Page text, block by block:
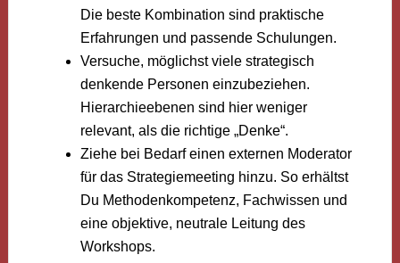
Die beste Kombination sind praktische
Erfahrungen und passende Schulungen.
Versuche, möglichst viele strategisch
denkende Personen einzubeziehen.
Hierarchieebenen sind hier weniger
relevant, als die richtige „Denke“.
Ziehe bei Bedarf einen externen Moderator
für das Strategiemeeting hinzu. So erhältst
Du Methodenkompetenz, Fachwissen und
eine objektive, neutrale Leitung des
Workshops.